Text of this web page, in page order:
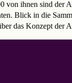
von ihnen sind der
Blick in die
das Konzept der